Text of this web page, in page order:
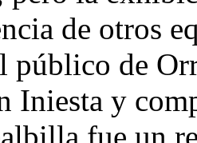
de otros
público de
Iniesta y
fue un